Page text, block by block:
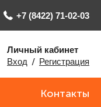
+7 (8422) 71-02-03
Личный кабинет
Вход / Регистрация
Контакты